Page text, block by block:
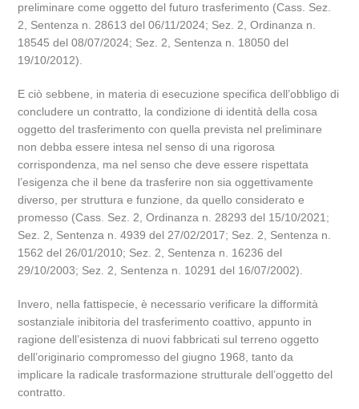
preliminare come oggetto del futuro trasferimento (Cass. Sez.
2, Sentenza n. 28613 del 06/11/2024; Sez. 2, Ordinanza n.
18545 del 08/07/2024; Sez. 2, Sentenza n. 18050 del
19/10/2012).
E ciò sebbene, in materia di esecuzione specifica dell’obbligo di
concludere un contratto, la condizione di identità della cosa
oggetto del trasferimento con quella prevista nel preliminare
non debba essere intesa nel senso di una rigorosa
corrispondenza, ma nel senso che deve essere rispettata
l’esigenza che il bene da trasferire non sia oggettivamente
diverso, per struttura e funzione, da quello considerato e
promesso (Cass. Sez. 2, Ordinanza n. 28293 del 15/10/2021;
Sez. 2, Sentenza n. 4939 del 27/02/2017; Sez. 2, Sentenza n.
1562 del 26/01/2010; Sez. 2, Sentenza n. 16236 del
29/10/2003; Sez. 2, Sentenza n. 10291 del 16/07/2002).
Invero, nella fattispecie, è necessario verificare la difformità
sostanziale inibitoria del trasferimento coattivo, appunto in
ragione dell’esistenza di nuovi fabbricati sul terreno oggetto
dell’originario compromesso del giugno 1968, tanto da
implicare la radicale trasformazione strutturale dell’oggetto del
contratto.